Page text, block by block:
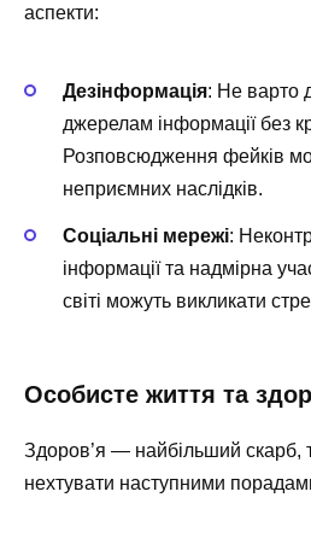
аспекти:
Дезінформація: Не варто
джерелам інформації без
Розповсюдження фейків
неприємних наслідків.
Соціальні мережі:
інформації та надмірна
світі можуть викликати
Особисте життя та
Здоров’я — найбільший скарб,
нехтувати наступними